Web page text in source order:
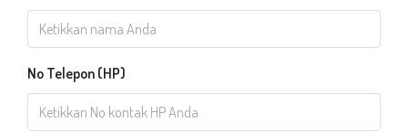
No Telepon (HP)